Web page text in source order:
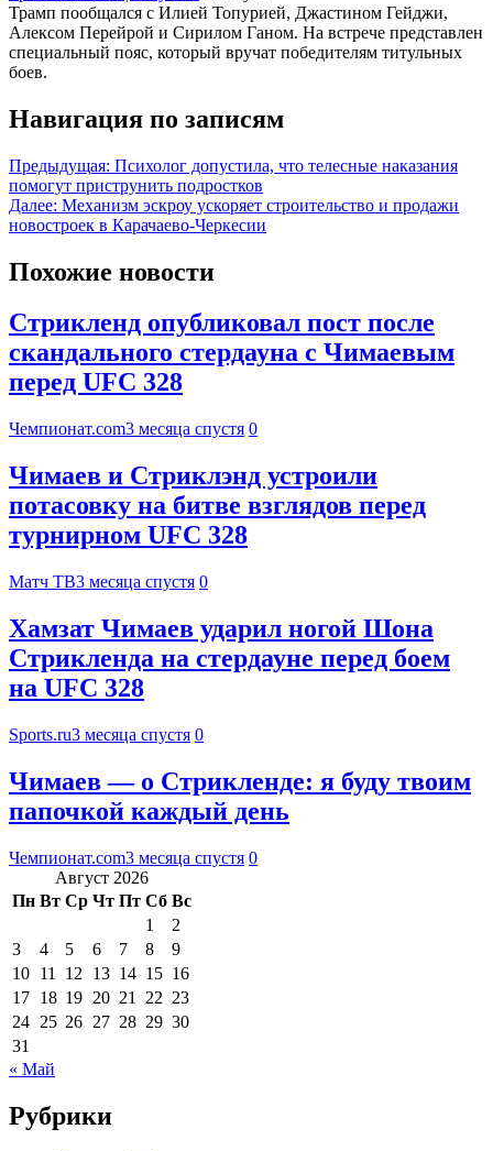
Трамп пообщался с Илией Топурией, Джастином Гейджи,
Алексом Перейрой и Сирилом Ганом. На встрече представлен
специальный пояс, который вручат победителям титульных
боев.
Навигация по записям
Предыдущая: Психолог допустила, что телесные наказания
помогут приструнить подростков
Далее: Механизм эскроу ускоряет строительство и продажи
новостроек в Карачаево-Черкесии
Похожие новости
Стрикленд опубликовал пост после
скандального стердауна с Чимаевым
перед UFC 328
Чемпионат.com3 месяца спустя 0
Чимаев и Стриклэнд устроили
потасовку на битве взглядов перед
турнирном UFC 328
Матч ТВ3 месяца спустя 0
Хамзат Чимаев ударил ногой Шона
Стрикленда на стердауне перед боем
на UFC 328
Sports.ru3 месяца спустя 0
Чимаев — о Стрикленде: я буду твоим
папочкой каждый день
Чемпионат.com3 месяца спустя 0
Август 2026
Пн Вт Ср Чт Пт Сб Вс
1
2
3
4 5 6 7 8
9
10 11 12 13 14 15 16
17 18 19 20 21 22 23
24 25 26 27 28 29 30
31
« Май
Рубрики